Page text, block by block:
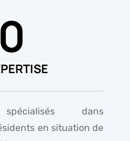
dans
en situation de